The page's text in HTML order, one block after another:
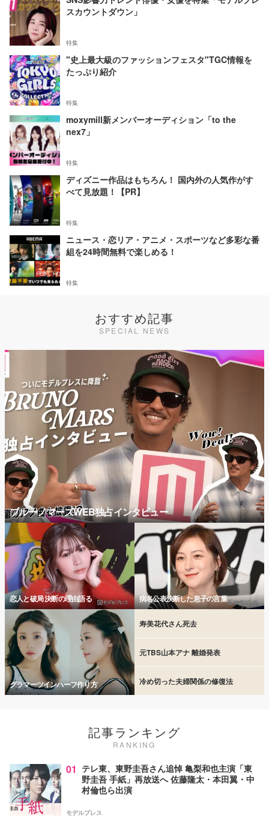
スカウントダウン」
特集
"史上最大級のファッションフェスタ"TGC情報を
たっぷり紹介
特集
moxymill新メンバーオーディション「to the
nex7」
特集
ディズニー作品はもちろん！ 国内外の人気作がす
べて見放題！【PR】
特集
ニュース・恋リア・アニメ・スポーツなど多彩な番
組を24時間無料で楽しめる！
特集
おすすめ記事
SPECIAL NEWS
ブルーノマーズWEB独占インタビュー
恋人と破局 決断の理由語る 病名公表決断した息子の言葉
グラマーツインハーフ作り方
寿美花代さん死去
元TBS山本アナ 離婚発表
冷め切った夫婦関係の修復法
記事ランキング
RANKING
01 テレ東、東野圭吾さん追悼 亀梨和也主演「東
野圭吾 手紙」再放送へ 佐藤隆太・本田翼・中
村倫也ら出演
モデルプレス